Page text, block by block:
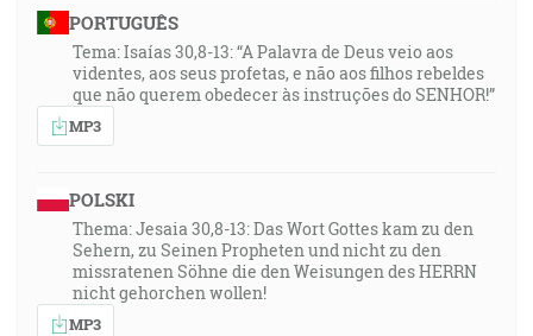
PORTUGUÊS
Tema: Isaías 30,8-13: “A Palavra de Deus veio aos
videntes, aos seus profetas, e não aos filhos rebeldes
que não querem obedecer às instruções do SENHOR!”
MP3
POLSKI
Thema: Jesaia 30,8-13: Das Wort Gottes kam zu den
Sehern, zu Seinen Propheten und nicht zu den
missratenen Söhne die den Weisungen des HERRN
nicht gehorchen wollen!
MP3